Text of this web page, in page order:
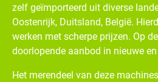
zelf geïmporteerd uit diverse
Oostenrijk, Duitsland, België.
werken met scherpe prijzen. Op
doorlopende aanbod in nieuwe
Het merendeel van deze